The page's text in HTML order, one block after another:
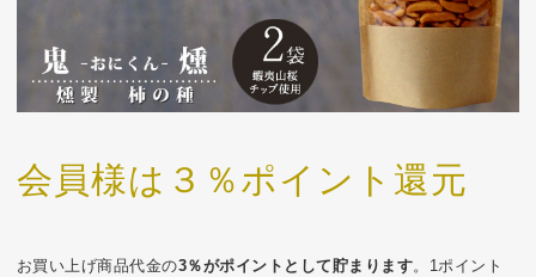
会員様は３％ポイント還元
お買い上げ商品代金の3％がポイントとして貯まります。1ポイント